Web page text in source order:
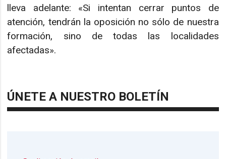
lleva adelante: «Si intentan cerrar puntos de
atención, tendrán la oposición no sólo de nuestra
formación, sino de todas las localidades
afectadas».
ÚNETE A NUESTRO BOLETÍN